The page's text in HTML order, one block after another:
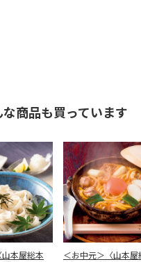
商品も買っています
本屋総本
＜お中元＞〈山本屋